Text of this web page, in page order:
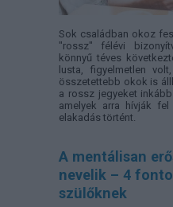
Sok családban okoz
"rossz" félévi
könnyű téves
lusta, figyelmetlen
összetettebb okok is
a rossz jegyeket
amelyek arra hívják
elakadás történt.
A mentálisan
nevelik – 4
szülőknek